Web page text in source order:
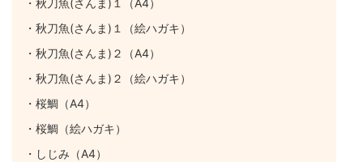
・秋刀魚(さんま)１（絵ハガキ）
・秋刀魚(さんま)２（A4）
・秋刀魚(さんま)２（絵ハガキ）
・桜鯛（A4）
・桜鯛（絵ハガキ）
・しじみ（A4）